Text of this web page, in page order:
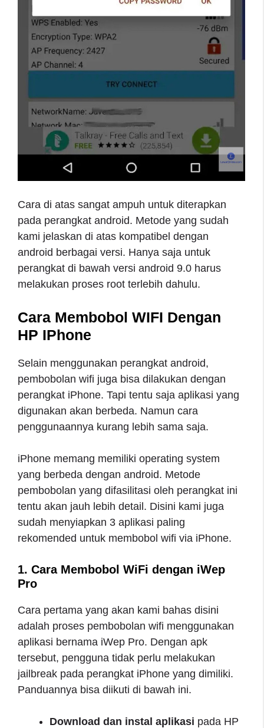
Cara di atas sangat ampuh untuk diterapkan
pada perangkat android. Metode yang sudah
kami jelaskan di atas kompatibel dengan
android berbagai versi. Hanya saja untuk
perangkat di bawah versi android 9.0 harus
melakukan proses root terlebih dahulu.
Cara Membobol WIFI Dengan
HP IPhone
Selain menggunakan perangkat android,
pembobolan wifi juga bisa dilakukan dengan
perangkat iPhone. Tapi tentu saja aplikasi yang
digunakan akan berbeda. Namun cara
penggunaannya kurang lebih sama saja.
iPhone memang memiliki operating system
yang berbeda dengan android. Metode
pembobolan yang difasilitasi oleh perangkat ini
tentu akan jauh lebih detail. Disini kami juga
sudah menyiapkan 3 aplikasi paling
rekomended untuk membobol wifi via iPhone.
1. Cara Membobol WiFi dengan iWep
Pro
Cara pertama yang akan kami bahas disini
adalah proses pembobolan wifi menggunakan
aplikasi bernama iWep Pro. Dengan apk
tersebut, pengguna tidak perlu melakukan
jailbreak pada perangkat iPhone yang dimiliki.
Panduannya bisa diikuti di bawah ini.
Download dan instal aplikasi pada HP